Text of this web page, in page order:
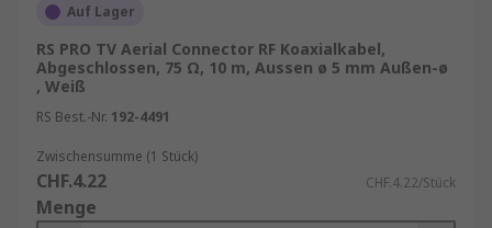
Auf Lager
RS PRO TV Aerial Connector RF Koaxialkabel,
Abgeschlossen, 75 Ω, 10 m, Aussen ø 5 mm Außen-ø
, Weiß
RS Best.-Nr. 192-4491
Zwischensumme (1 Stück)
CHF.4.22 CHF.4.22/Stück
Menge